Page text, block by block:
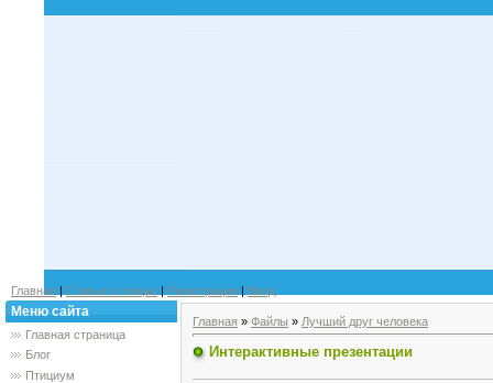
Главная | Статьи о птицах | Регистрация | Вход
Меню сайта
Главная страница
Блог
Птициум
Главная » Файлы » Лучший друг человека
Интерактивные презентации